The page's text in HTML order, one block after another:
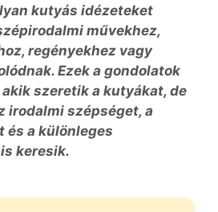
kutyás idézeteket
művekhez,
regényekhez vagy
Ezek a gondolatok
szeretik a kutyákat, de
irodalmi szépséget, a
és a különleges
keresik.